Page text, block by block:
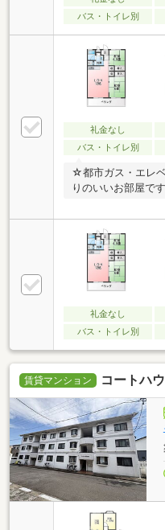
バス・トイレ別
礼金なし
バス・トイレ別
☆都市ガス・エレ
りのいいお部屋です
礼金なし
バス・トイレ別
賃貸マンション コートハ